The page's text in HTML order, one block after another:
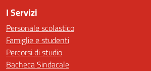
I Servizi
Personale scolastico
Famiglie e studenti
Percorsi di studio
Bacheca Sindacale